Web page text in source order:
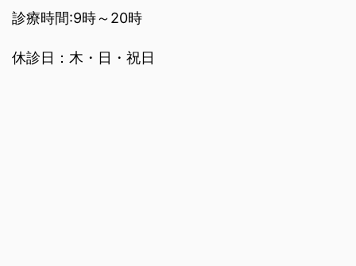
診療時間:9時～20時
休診日：木・日・祝日